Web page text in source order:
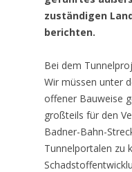
zuständigen
berichten.
Bei dem
Wir müssen unter
offener Bauweise
großteils für den
Badner-Bahn-
Tunnelportalen zu